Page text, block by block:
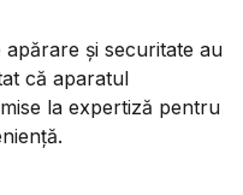
și securitate au
că aparatul
la expertiză pentru